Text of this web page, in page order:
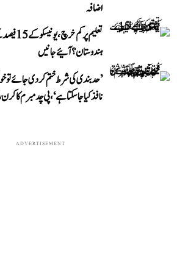
اضافہ
تعلیم پر
ہندوستان؟ آئیے جانیں
’حد بندی کی شرط ختم کر دی جائے تو
نافذ کیا جا سکتا ہے‘، پی چدمبرم کا
ADVERTISEMENT